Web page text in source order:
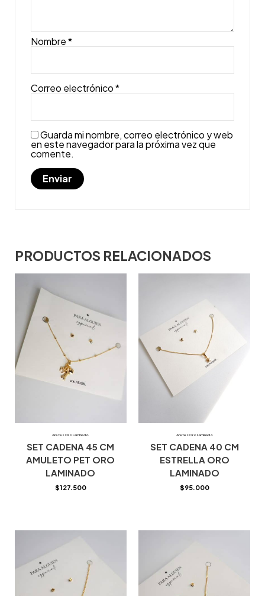
Nombre*
Correo electrónico*
Guarda mi nombre, correo electrónico y web
en este navegador para la próxima vez que
comente.
PRODUCTOS RELACIONADOS
Aretes Oro Laminado
SET CADENA 45 CM
AMULETO PET ORO
LAMINADO
$127.500
Aretes Oro Laminado
SET CADENA 40 CM
ESTRELLA ORO
LAMINADO
$95.000